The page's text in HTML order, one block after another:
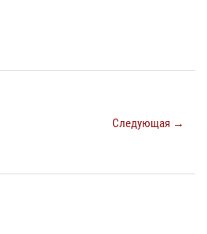
Следующая →